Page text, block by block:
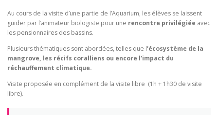
Au cours de la visite d’une partie de l’Aquarium, les élèves se laissent
guider par l’animateur biologiste pour une rencontre privilégiée avec
les pensionnaires des bassins.
Plusieurs thématiques sont abordées, telles que l’écosystème de la
mangrove, les récifs coralliens ou encore l’impact du
réchauffement climatique.
Visite proposée en complément de la visite libre (1h + 1h30 de visite
libre).